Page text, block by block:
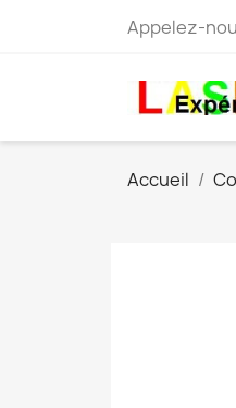
Appelez-
Accueil